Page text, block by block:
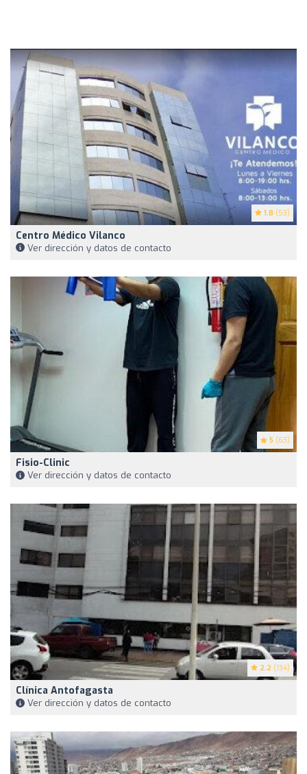
1.8 (53)
Centro Médico Vilanco
Ver dirección y datos de contacto
5 (63)
Fisio-Clinic
Ver dirección y datos de contacto
2.2 (134)
Clínica Antofagasta
Ver dirección y datos de contacto